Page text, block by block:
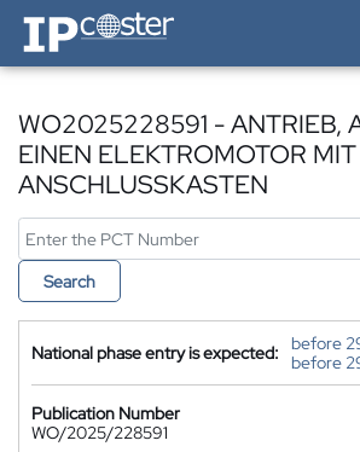
IP-Coster — Home
WO2025228591 - ANTRIEB,
EINEN ELEKTROMOTOR
ANSCHLUSSKASTEN
Search
National phase entry is expected:
before
before
Publication Number
WO/2025/228591